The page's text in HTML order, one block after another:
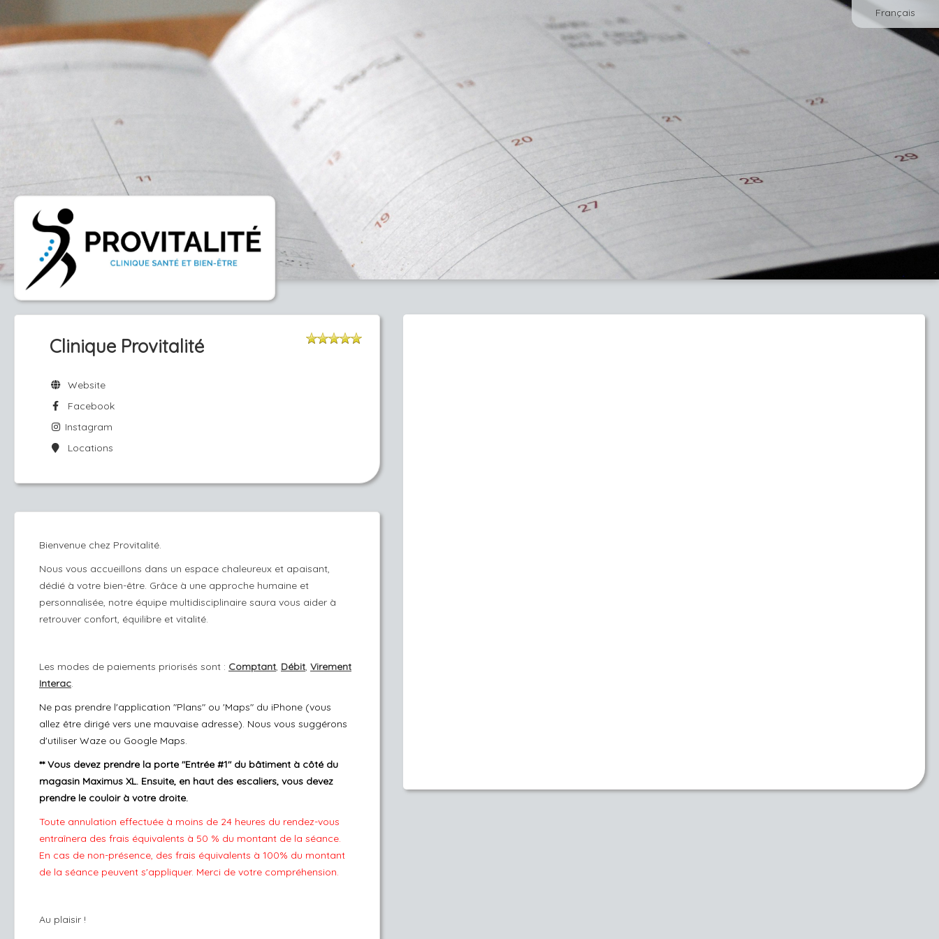
Français
Clinique Provitalité
Website
Facebook
Instagram
Locations
Bienvenue chez Provitalité.
Nous vous accueillons dans un espace chaleureux et apaisant,
dédié à votre bien-être. Grâce à une approche humaine et
personnalisée, notre équipe multidisciplinaire saura vous aider à
retrouver confort, équilibre et vitalité.
Les modes de paiements priorisés sont : Comptant, Débit, Virement
Interac.
Ne pas prendre l'application "Plans" ou 'Maps" du iPhone (vous
allez être dirigé vers une mauvaise adresse). Nous vous suggérons
d'utiliser Waze ou Google Maps.
** Vous devez prendre la porte "Entrée #1" du bâtiment à côté du
magasin Maximus XL. Ensuite, en haut des escaliers, vous devez
prendre le couloir à votre droite.
Toute annulation effectuée à moins de 24 heures du rendez-vous
entraînera des frais équivalents à 50 % du montant de la séance.
En cas de non-présence, des frais équivalents à 100% du montant
de la séance peuvent s'appliquer. Merci de votre compréhension.
Au plaisir !